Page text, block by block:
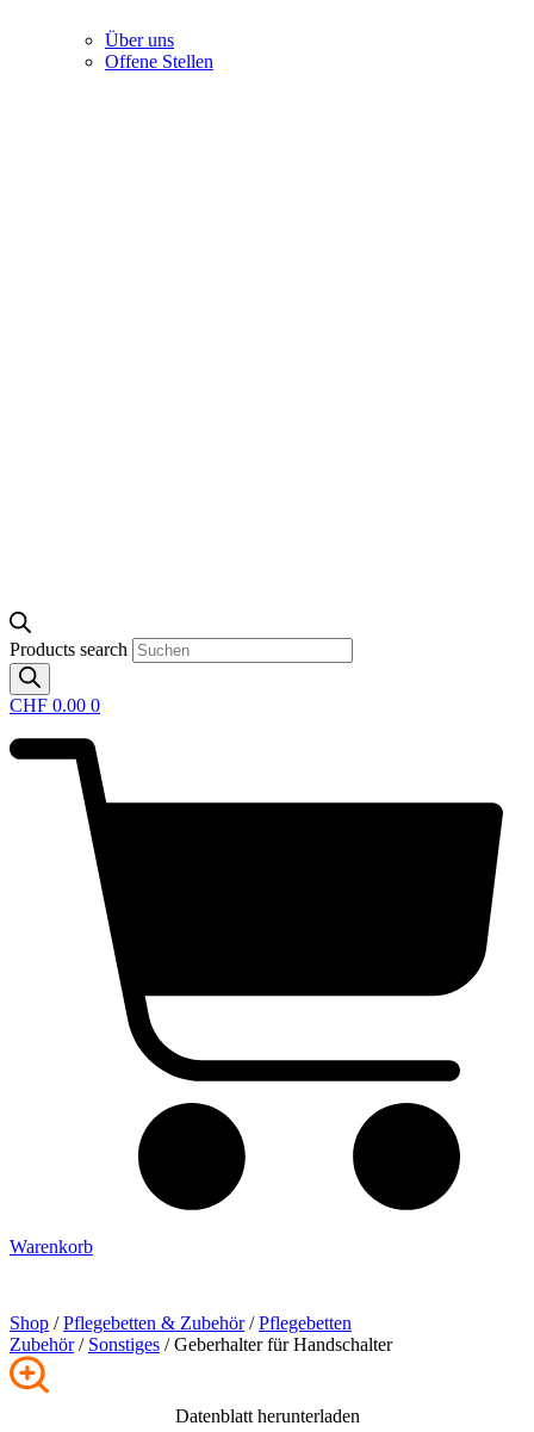
Über uns
Offene Stellen
Products search
CHF 0.00 0
Warenkorb
Shop /Pflege­betten & Zubehör/Pflegebetten
Zubehör/ Sonstiges / Geberhalter für Handschalter
Datenblatt herunterladen